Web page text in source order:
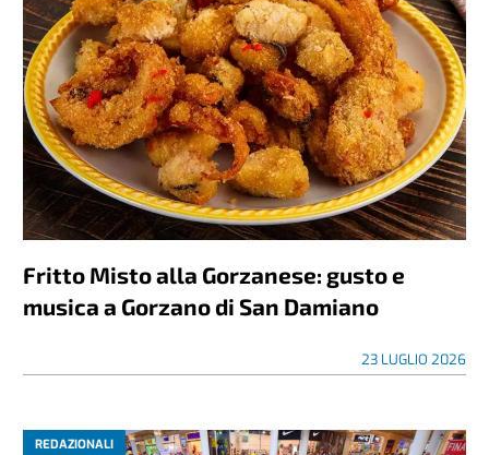
Fritto Misto alla Gorzanese: gusto e
musica a Gorzano di San Damiano
23 LUGLIO 2026
REDAZIONALI